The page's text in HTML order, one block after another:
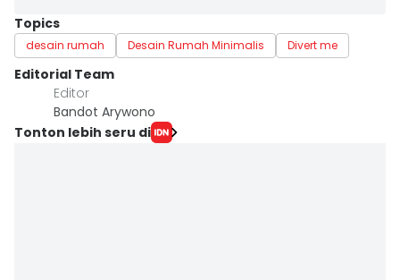
Topics
desain rumah Desain Rumah Minimalis Divert me
Editorial Team
Editor
Bandot Arywono
Tonton lebih seru di